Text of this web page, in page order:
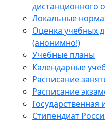
дистанционного
Локальные
Оценка учебных
(анонимно!)
Учебные планы
Календарные
Расписание
Расписание
Государственная
Стипендиат